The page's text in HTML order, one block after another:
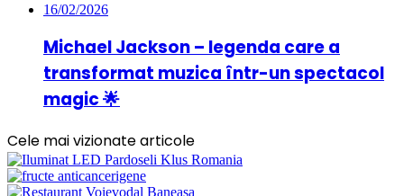
16/02/2026
Michael Jackson – legenda care a
transformat muzica într-un spectacol
magic 🌟
Cele mai vizionate articole